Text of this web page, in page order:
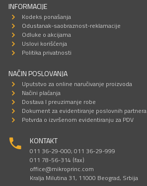
INFORMACIJE
Kodeks ponašanja
Odustanak-saobraznost-reklamacije
Odluke o akcijama
Uslovi korišćenja
Politika privatnosti
NAČIN POSLOVANJA
Uputstvo za online naručivanje proizvoda
Načini plaćanja
Dostava I preuzimanje robe
Dokument za evidentiranje poslovnih partnera
Potvrda o izvršenom evidentiranju za PDV
KONTAKT
011 36-29-000; 011 36-29-999
011 78-56-314 (fax)
office@mikroprinc.com
Kralja Milutina 31, 11000 Beograd, Srbija